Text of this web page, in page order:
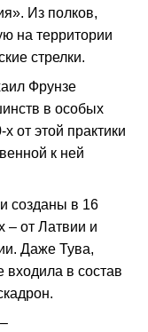
Из полков,
на территории
стрелки.
Фрунзе
в особых
от этой практики
к ней
созданы в 16
– от Латвии и
Даже Тува,
входила в состав